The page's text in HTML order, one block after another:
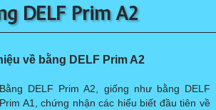
DELF Prim A2
về bằng DELF Prim A2
Bằng DELF Prim A2, giống như bằng DELF
Prim A1, chứng nhận các hiểu biết đầu tiên về